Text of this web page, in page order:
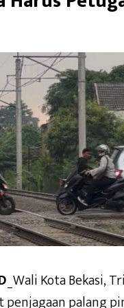
_Wali Kota Bekasi,
palang